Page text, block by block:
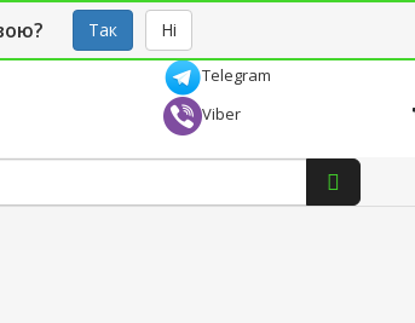
Так Ні
Telegram
Viber